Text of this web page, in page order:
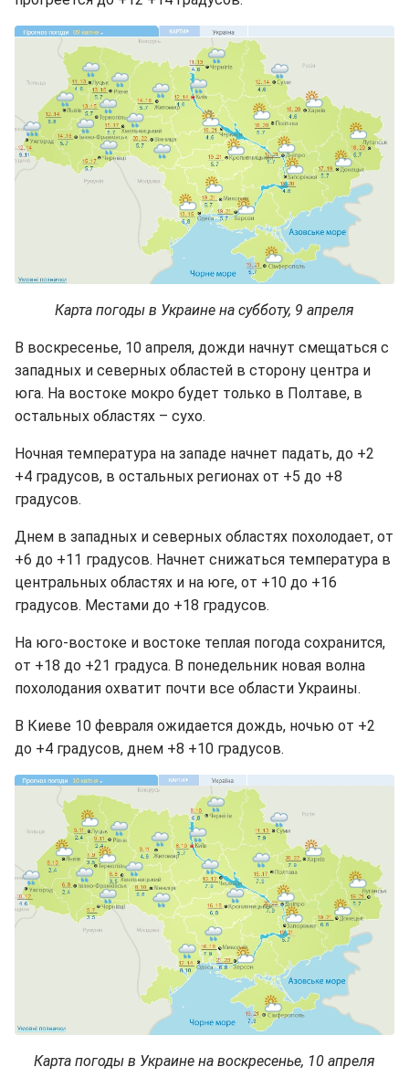
Карта погоды в Украине на субботу, 9 апреля
В воскресенье, 10 апреля, дожди начнут смещаться с
западных и северных областей в сторону центра и
юга. На востоке мокро будет только в Полтаве, в
остальных областях – сухо.
Ночная температура на западе начнет падать, до +2
+4 градусов, в остальных регионах от +5 до +8
градусов.
Днем в западных и северных областях похолодает, от
+6 до +11 градусов. Начнет снижаться температура в
центральных областях и на юге, от +10 до +16
градусов. Местами до +18 градусов.
На юго-востоке и востоке теплая погода сохранится,
от +18 до +21 градуса. В понедельник новая волна
похолодания охватит почти все области Украины.
В Киеве 10 февраля ожидается дождь, ночью от +2
до +4 градусов, днем +8 +10 градусов.
Карта погоды в Украине на воскресенье, 10 апреля